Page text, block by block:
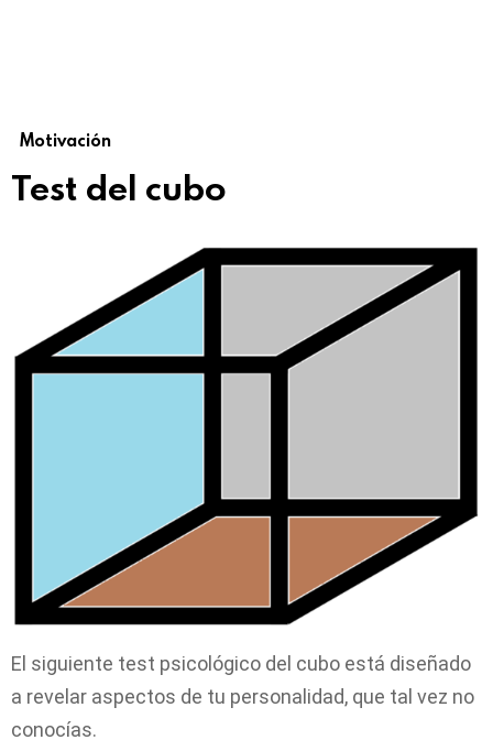
Motivación
Test del cubo
El siguiente test psicológico del cubo está diseñado
a revelar aspectos de tu personalidad, que tal vez no
conocías.